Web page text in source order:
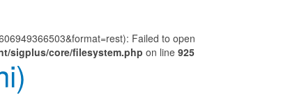
Failed to open
sigplus/core/filesystem.php on line 925